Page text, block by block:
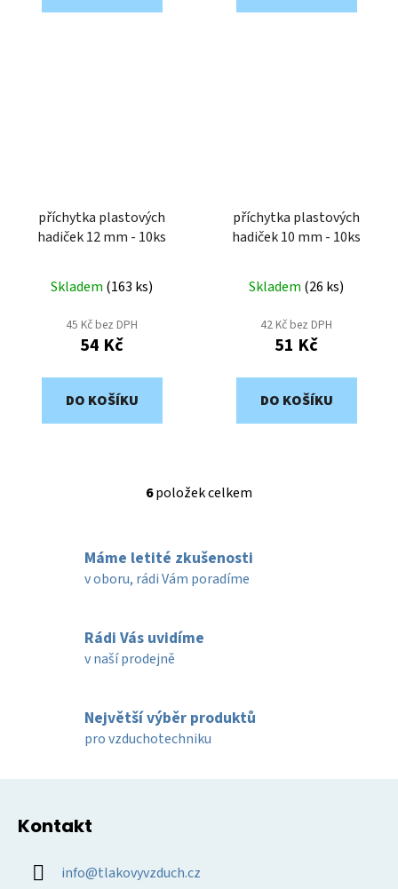
příchytka plastových
hadiček 12 mm - 10ks
Skladem (163 ks)
45 Kč bez DPH
54 Kč
DO KOŠÍKU
příchytka plastových
hadiček 10 mm - 10ks
Skladem (26 ks)
42 Kč bez DPH
51 Kč
DO KOŠÍKU
O
á
d
í
k
y
6položek celkem
Máme letité zkušenosti
v oboru, rádi Vám poradíme
Rádi Vás uvidíme
v naší prodejně
Největší výběr produktů
pro vzduchotechniku
Kontakt
info@tlakovyvzduch.cz